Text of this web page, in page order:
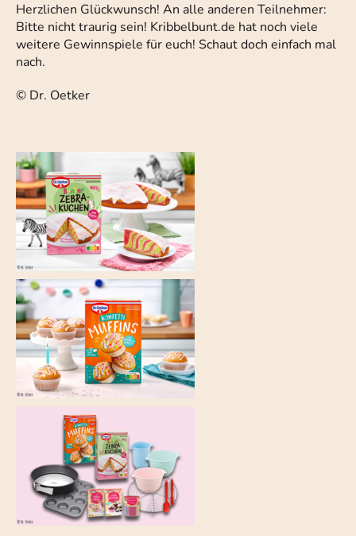
Herzlichen Glückwunsch! An alle anderen Teilnehmer:
Bitte nicht traurig sein! Kribbelbunt.de hat noch viele
weitere Gewinnspiele für euch! Schaut doch einfach mal
nach.
© Dr. Oetker